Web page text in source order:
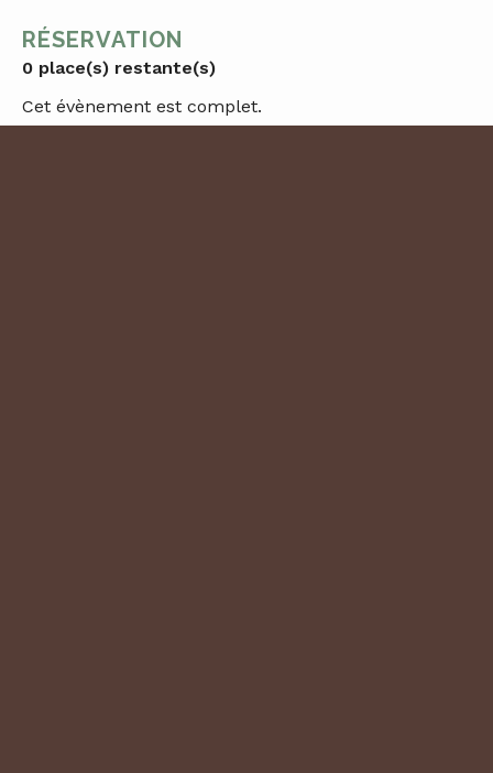
RÉSERVATION
0 place(s) restante(s)
Cet évènement est complet.